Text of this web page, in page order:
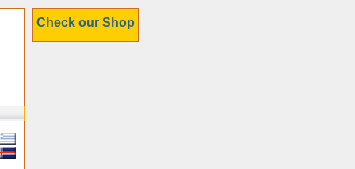
Check our Shop